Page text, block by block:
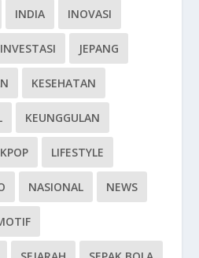
INDIA INOVASI
INVESTASI JEPANG
KESEHATAN
KEUNGGULAN
KPOP LIFESTYLE
NASIONAL NEWS